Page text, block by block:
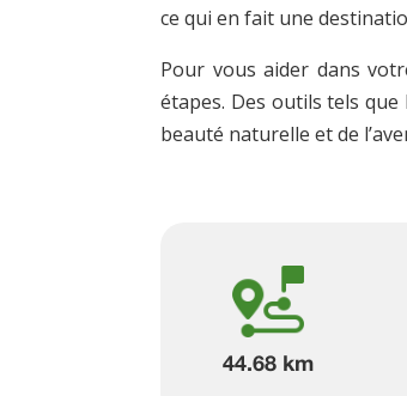
ce qui en fait une
Pour vous aider dans
étapes. Des outils tels
beauté naturelle et de
44.68 km